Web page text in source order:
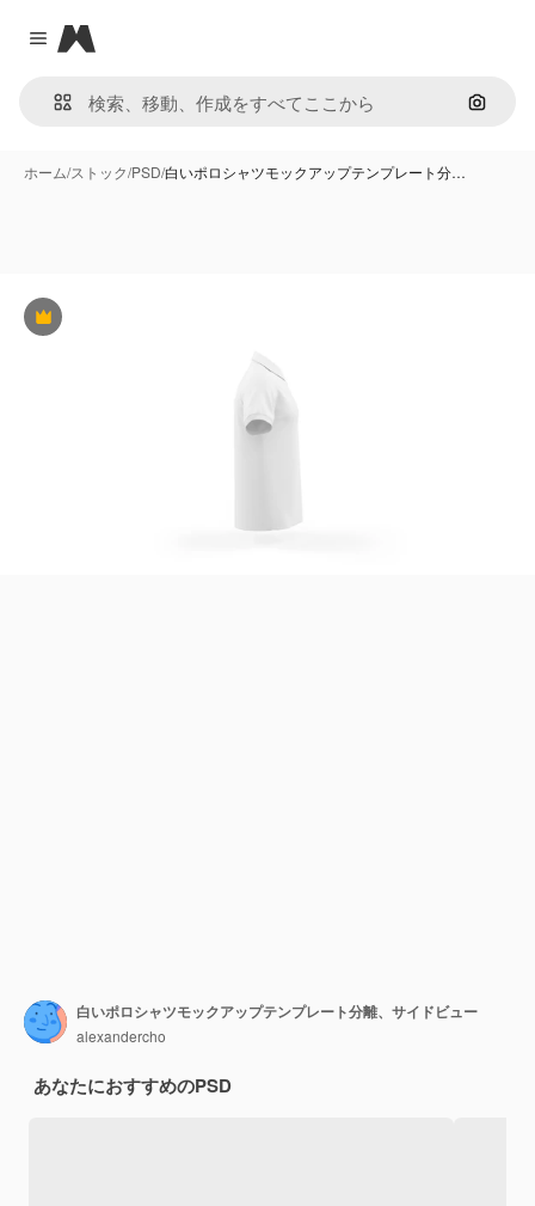
Close menu
Magnific
画像で
ホーム/ストック/PSD/白いポロシャツモックアップテンプレート分…
Premium
白いポロシャツモックアップテンプレート分離、サイドビュー
alexandercho
あなたにおすすめのPSD